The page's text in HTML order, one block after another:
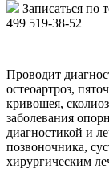
Записаться по
499 519-38-52
Проводит
остеоартроз,
кривошея,
заболевания
диагностикой и
позвоночника,
хирургическим